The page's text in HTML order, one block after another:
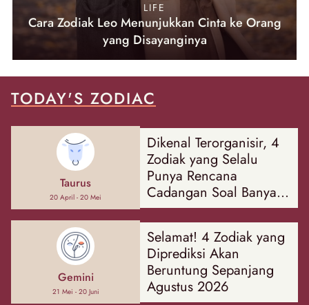
LIFE
Cara Zodiak Leo Menunjukkan Cinta ke Orang
yang Disayanginya
TODAY'S ZODIAC
Taurus
20 April - 20 Mei
Dikenal Terorganisir, 4
Zodiak yang Selalu
Punya Rencana
Cadangan Soal Banyak
Hal
Gemini
21 Mei - 20 Juni
Selamat! 4 Zodiak yang
Diprediksi Akan
Beruntung Sepanjang
Agustus 2026